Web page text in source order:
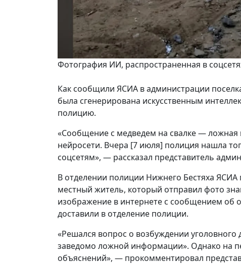
Фотография ИИ, распространенная в
Как сообщили ЯСИА в администрации
была сгенерирована искусственным
полицию.
«Сообщение с медведем на свалке —
нейросети. Вчера [7 июля] полиция нашла
соцсетям», — рассказал представитель
В отделении полиции Нижнего Бестяха
местный житель, который отправил фото
изображение в интернете с сообщением об
доставили в отделение полиции.
«Решался вопрос о возбуждении
заведомо ложной информации». Однако на
объяснений», — прокомментировал